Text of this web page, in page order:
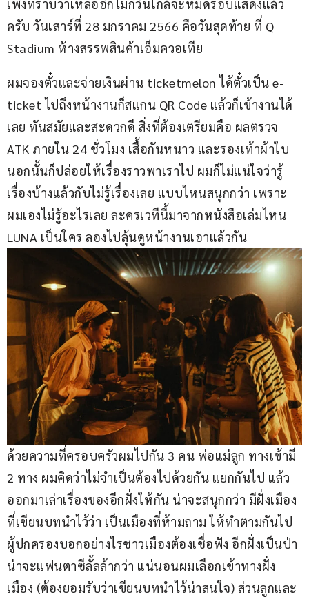
เพิ่งทราบว่าเหลืออีกไม่กี่วันใกล้จะหมดรอบแสดงแล้ว
ครับ วันเสาร์ที่ 28 มกราคม 2566 คือวันสุดท้าย ที่ Q
Stadium ห้างสรรพสินค้าเอ็มควอเทีย
ผมจองตั๋วและจ่ายเงินผ่าน ticketmelon ได้ตั๋วเป็น e-
ticket ไปถึงหน้างานก็สแกน QR Code แล้วก็เข้างานได้
เลย ทันสมัยและสะดวกดี สิ่งที่ต้องเตรียมคือ ผลตรวจ
ATK ภายใน 24 ชั่วโมง เสื้อกันหนาว และรองเท้าผ้าใบ
นอกนั้นก็ปล่อยให้เรื่องราวพาเราไป ผมก็ไม่แน่ใจว่ารู้
เรื่องบ้างแล้วกับไม่รู้เรื่องเลย แบบไหนสนุกกว่า เพราะ
ผมเองไม่รู้อะไรเลย ละครเวทีนี้มาจากหนังสือเล่มไหน
LUNA เป็นใคร ลองไปลุ้นดูหน้างานเอาแล้วกัน
ด้วยความที่ครอบครัวผมไปกัน 3 คน พ่อแม่ลูก ทางเข้ามี
2 ทาง ผมคิดว่าไม่จำเป็นต้องไปด้วยกัน แยกกันไป แล้ว
ออกมาเล่าเรื่องของอีกฝั่งให้กัน น่าจะสนุกกว่า มีฝั่งเมือง
ที่เขียนบทนำไว้ว่า เป็นเมืองที่ห้ามถาม ให้ทำตามกันไป
ผู้ปกครองบอกอย่างไรชาวเมืองต้องเชื่อฟัง อีกฝั่งเป็นป่า
น่าจะแฟนตาซีลั้ลล้ากว่า แน่นอนผมเลือกเข้าทางฝั่ง
เมือง (ต้องยอมรับว่าเขียนบทนำไว้น่าสนใจ) ส่วนลูกและ